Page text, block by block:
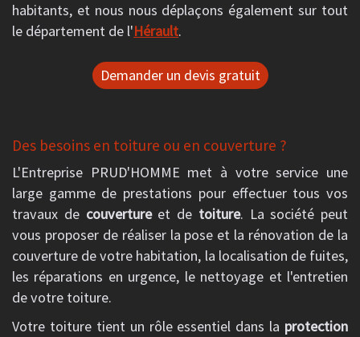
habitants, et nous nous déplaçons également sur tout
le département de l'Hérault.
Demander un devis gratuit
Des besoins en toiture ou en couverture ?
L'Entreprise PRUD'HOMME met à votre service une
large gamme de prestations pour effectuer tous vos
travaux de couvertureet de toiture. La société peut
vous proposer de réaliser la pose et la rénovation de la
couverture de votre habitation, la localisation de fuites,
les réparations en urgence, le nettoyage et l'entretien
de votre toiture.
Votre toiture tient un rôle essentiel dans la protection